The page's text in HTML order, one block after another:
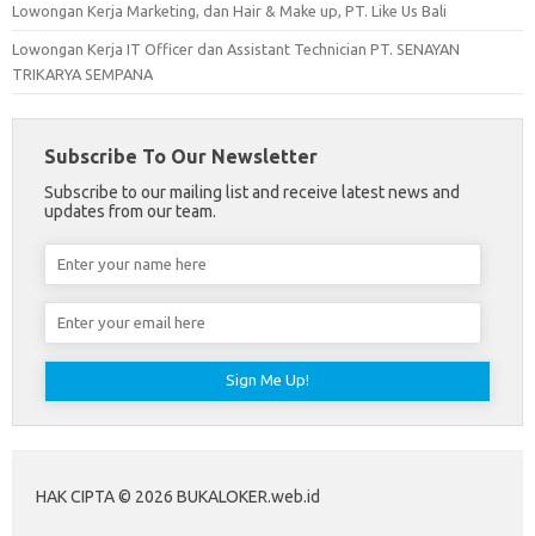
Lowongan Kerja Marketing, dan Hair & Make up, PT. Like Us Bali
Lowongan Kerja IT Officer dan Assistant Technician PT. SENAYAN
TRIKARYA SEMPANA
Subscribe To Our Newsletter
Subscribe to our mailing list and receive latest news and
updates from our team.
HAK CIPTA © 2026 BUKALOKER.web.id